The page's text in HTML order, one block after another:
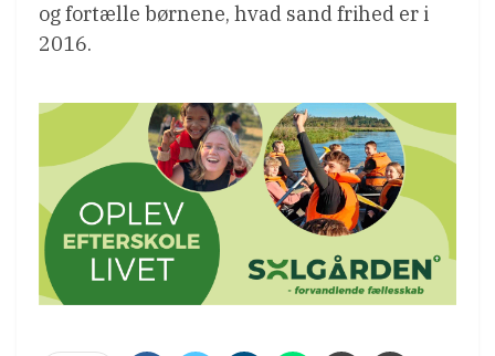
og fortælle børnene, hvad sand frihed er i
2016.